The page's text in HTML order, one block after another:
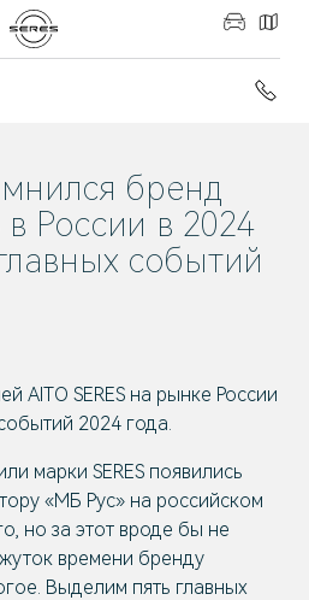
бренд
в России в 2024
событий
AITO SERES на рынке России
2024 года.
марки SERES появились
«МБ Рус» на российском
но за этот вроде бы не
времени бренду
Выделим пять главных